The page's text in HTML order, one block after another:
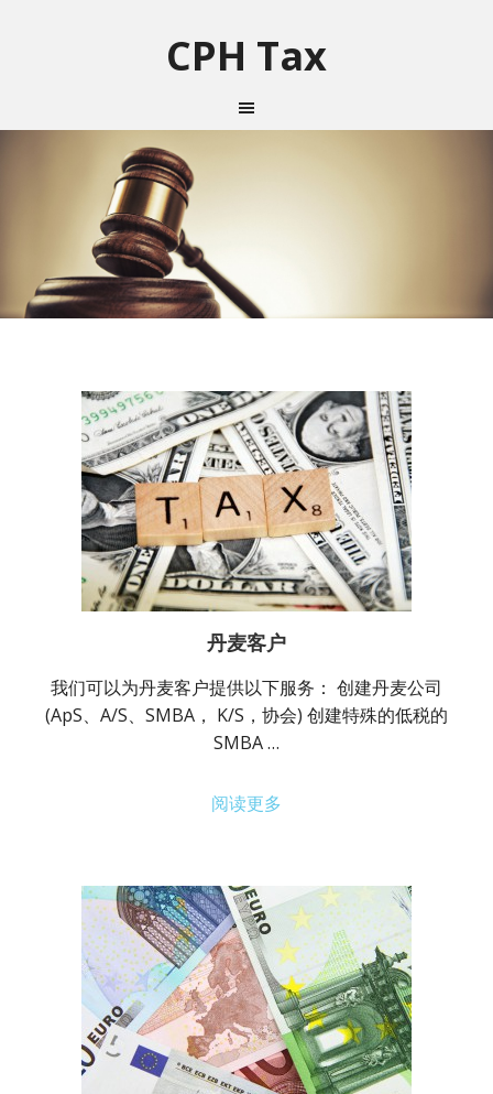
CPH Tax
丹麦客户
我们可以为丹麦客户提供以下服务： 创建丹麦公司
(ApS、A/S、SMBA， K/S，协会) 创建特殊的低税的
SMBA …
阅读更多